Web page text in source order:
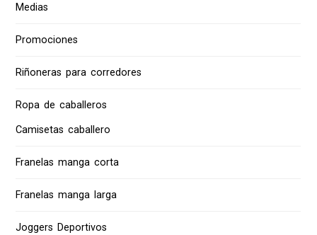
Medias
Promociones
Riñoneras para corredores
Ropa de caballeros
Camisetas caballero
Franelas manga corta
Franelas manga larga
Joggers Deportivos